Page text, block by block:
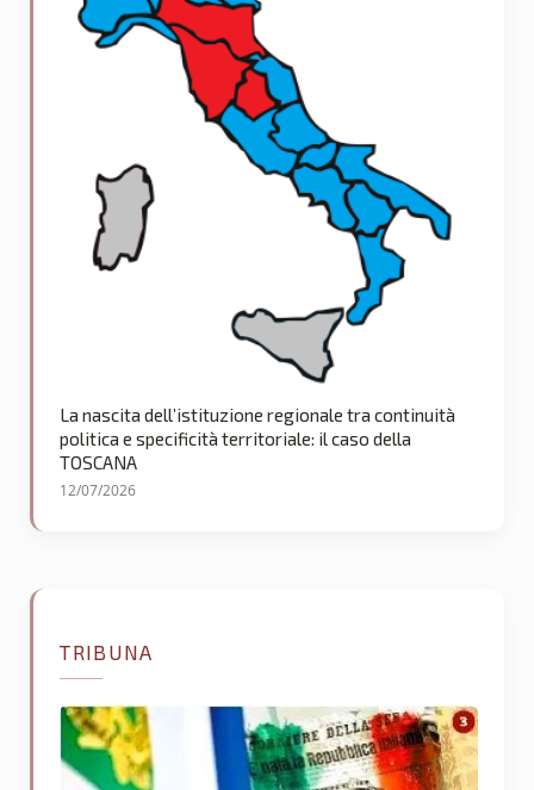
La nascita dell’istituzione regionale tra continuità
politica e specificità territoriale: il caso della
TOSCANA
12/07/2026
TRIBUNA